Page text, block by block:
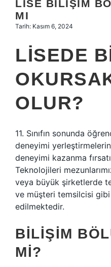
LISE BILIŞIM
MI
Tarih: Kasım 6, 2024
LISEDE
OLUR?
11. Sınıfın sonunda
deneyimi
deneyimi kazanma
Teknolojileri
veya büyük şirketlerde
ve müşteri temsilcisi
edilmektedir.
BILIŞIM
MI?